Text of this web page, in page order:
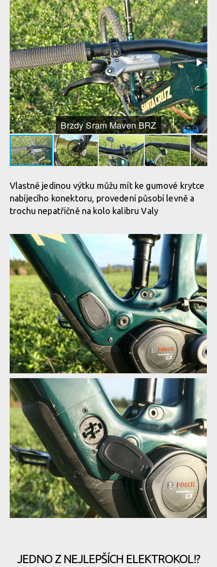
Santa Cruz Vala v akci
Santa Cruz Vala v akci
Brzdy Sram Maven BRZ
Vlastně jedinou výtku můžu mít ke gumové krytce
nabíjecího konektoru, provedení působí levně a
trochu nepatřičně na kolo kalibru Valy
Jediné místo, které by šlo vylepšit
Jediné místo, které by šlo vylepšit
Jediné místo, které by šlo vylepšit
Jediné místo, které by šlo vylepšit
Jediné místo, které by šlo vylepšit
JEDNO Z NEJLEPŠÍCH ELEKTROKOL!?